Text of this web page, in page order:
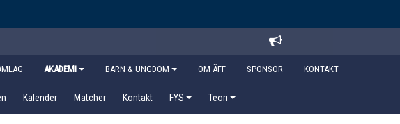
AKADEMI BARN & UNGDOM OM ÄFF SPONSOR KONTAKT
Kalender Matcher Kontakt FYS Teori